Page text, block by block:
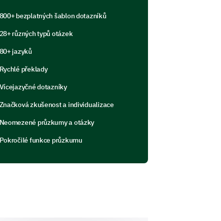
product, what would it be and
service, with 1 being
800+ bezplatných šablon dotazníků
28+ různých typů otázek
80+ jazyků
Rychlé překlady
Vícejazyčné dotazníky
Značková zkušenost a individualizace
Neomezené průzkumy a otázky
Pokročilé funkce průzkumu